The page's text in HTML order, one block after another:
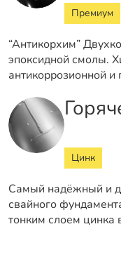
Премиум
“Антикорхим”
эпоксидной смолы.
антикоррозионной
Цинк
Самый надёжный и
свайного
тонким слоем цинка